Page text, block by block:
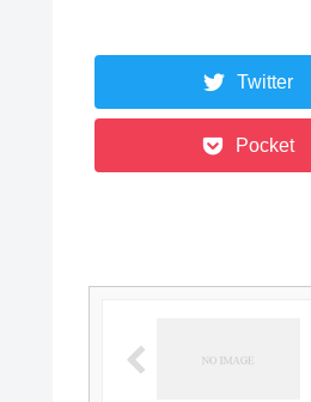
Twitter
Pocket